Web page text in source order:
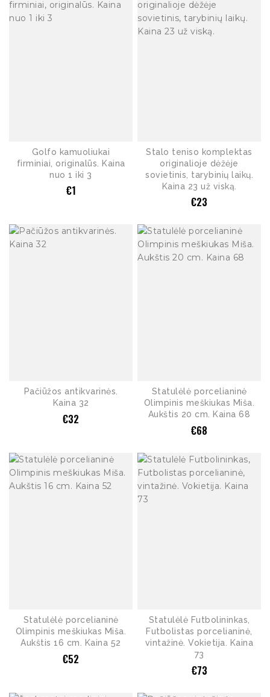
Golfo kamuoliukai
firminiai, originalūs. Kaina
nuo 1 iki 3
€1
Stalo teniso komplektas
originalioje dėžėje
sovietinis, tarybinių laikų.
Kaina 23 už viską.
€23
Pačiūžos antikvarinės.
Kaina 32
€32
Statulėlė porcelianinė
Olimpinis meškiukas Miša.
Aukštis 20 cm. Kaina 68
€68
Statulėlė porcelianinė
Olimpinis meškiukas Miša.
Aukštis 16 cm. Kaina 52
€52
Statulėlė Futbolininkas,
Futbolistas porcelianinė,
vintažinė. Vokietija. Kaina
73
€73